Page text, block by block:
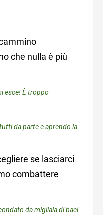
che nulla è più
esce! È troppo
da parte e aprendo la
se lasciarci
combattere
da migliaia di baci